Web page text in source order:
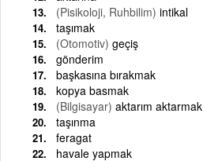
(Pisikoloji, Ruhbilim) intikal
taşımak
(Otomotiv) geçiş
gönderim
başkasına bırakmak
kopya basmak
(Bilgisayar) aktarım aktarmak
taşınma
feragat
havale yapmak